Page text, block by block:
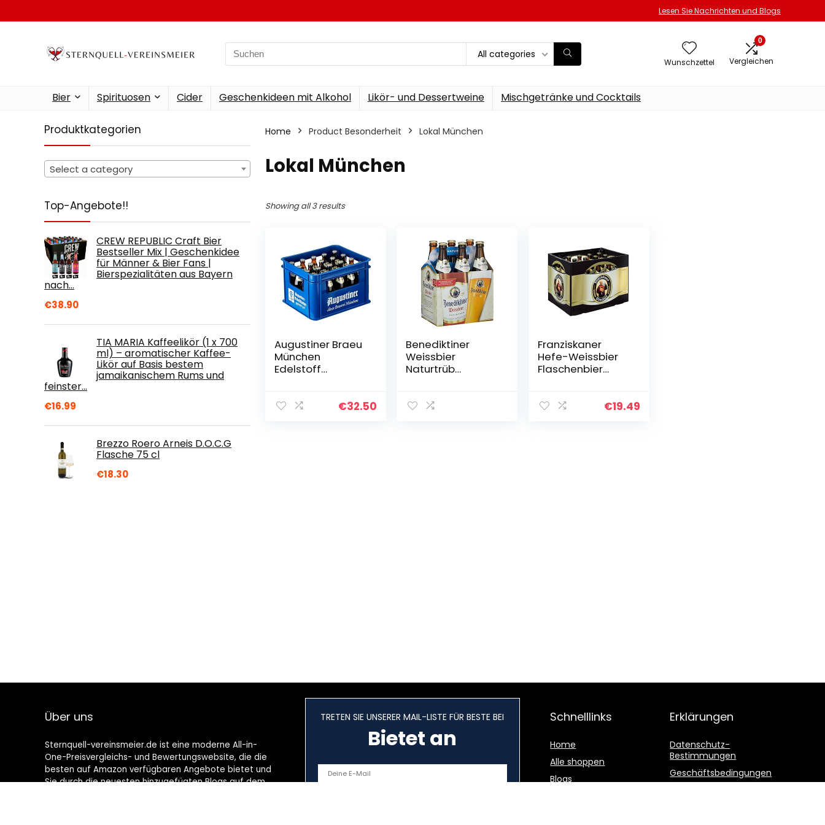
Lesen Sie Nachrichten und Blogs
Search
for:
All categories
Wunschzettel
0
Vergleichen
Bier Spirituosen Cider Geschenkideen mit Alkohol Likör- und Dessertweine Mischgetränke und Cocktails
Produktkategorien
Select a category
Top-Angebote!!
CREW REPUBLIC Craft Bier
Bestseller Mix | Geschenkidee
für Männer & Bier Fans |
Bierspezialitäten aus Bayern
nach…
€38.90
TIA MARIA Kaffeelikör (1 x 700
ml) – aromatischer Kaffee-
Likör auf Basis bestem
jamaikanischem Rums und
feinster…
€16.99
Brezzo Roero Arneis D.O.C.G
Flasche 75 cl
€18.30
Home Product Besonderheit ‎Lokal München
‎Lokal München
Showing all 3 results
Augustiner Braeu
München
Edelstoff
€32.50
Benediktiner
Weissbier
Naturtrüb
Franziskaner
Hefe-Weissbier
Flaschenbier
€19.49
Über uns
Sternquell-vereinsmeier.de ist eine moderne All-in-
One-Preisvergleichs- und Bewertungswebsite, die die
besten auf Amazon verfügbaren Angebote bietet und
Sie durch die neuesten hinzugefügten Blogs auf dem
TRETEN SIE UNSERER MAIL-LISTE FÜR BESTE BEI
Bietet an
Schnelllinks
Home
Alle shoppen
Blogs
Erklärungen
Datenschutz-
Bestimmungen
Geschäftsbedingungen